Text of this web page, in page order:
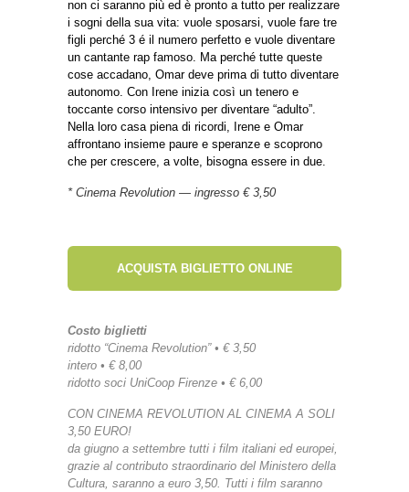
non ci saranno più ed è pronto a tutto per realizzare
i sogni della sua vita: vuole sposarsi, vuole fare tre
figli perché 3 é il numero perfetto e vuole diventare
un cantante rap famoso. Ma perché tutte queste
cose accadano, Omar deve prima di tutto diventare
autonomo. Con Irene inizia così un tenero e
toccante corso intensivo per diventare “adulto”.
Nella loro casa piena di ricordi, Irene e Omar
affrontano insieme paure e speranze e scoprono
che per crescere, a volte, bisogna essere in due.
* Cinema Revolution — ingresso € 3,50
ACQUISTA BIGLIETTO ONLINE
Costo biglietti
ridotto “Cinema Revolution” • € 3,50
intero • € 8,00
ridotto soci UniCoop Firenze • € 6,00
CON CINEMA REVOLUTION AL CINEMA A SOLI
3,50 EURO!
da giugno a settembre tutti i film italiani ed europei,
grazie al contributo straordinario del Ministero della
Cultura, saranno a euro 3,50. Tutti i film saranno